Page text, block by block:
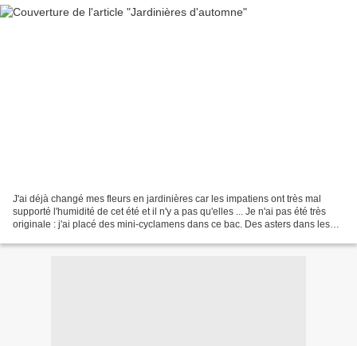
J'ai déjà changé mes fleurs en jardinières car les impatiens ont très mal
supporté l'humidité de cet été et il n'y a pas qu'elles ... Je n'ai pas été très
originale : j'ai placé des mini-cyclamens dans ce bac. Des asters dans les